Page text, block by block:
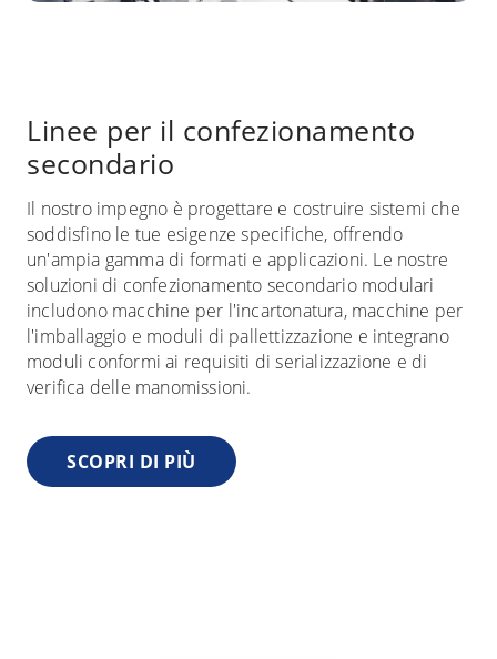
Linee per il confezionamento
secondario
Il nostro impegno è progettare e costruire sistemi che
soddisfino le tue esigenze specifiche, offrendo
un'ampia gamma di formati e applicazioni. Le nostre
soluzioni di confezionamento secondario modulari
includono macchine per l'incartonatura, macchine per
l'imballaggio e moduli di pallettizzazione e integrano
moduli conformi ai requisiti di serializzazione e di
verifica delle manomissioni.
SCOPRI DI PIÙ